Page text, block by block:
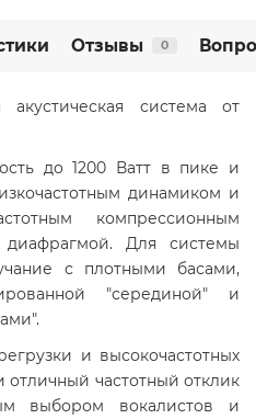
Отзывы 0
система от
до 1200 Ватт в пике и
динамиком и
компрессионным
Для системы
с плотными басами,
"серединой" и
и высокочастотных
отличный частотный отклик
выбором вокалистов и